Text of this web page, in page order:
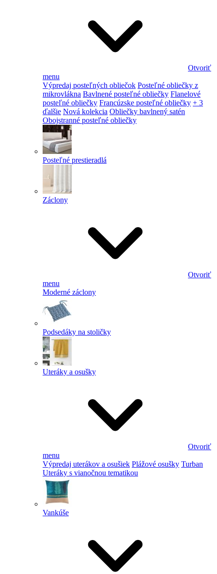
Otvoriť
menu
Výpredaj posteľných obliečok Posteľné obliečky z
mikrovlákna Bavlnené posteľné obliečky Flanelové
posteľné obliečky Francúzske posteľné obliečky + 3
ďalšie Nová kolekcia Obliečky bavlnený satén
Obojstranné posteľné obliečky
Posteľné prestieradlá
Záclony
Otvoriť
menu
Moderné záclony
Podsedáky na stoličky
Uteráky a osušky
Otvoriť
menu
Výpredaj uterákov a osušiek Plážové osušky Turban
Uteráky s vianočnou tematikou
Vankúše